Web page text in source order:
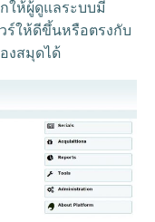
ให้ผู้ดูแลระบบมี
ร์ให้ดีขึ้นหรือตรงกับ
งสมุดได้